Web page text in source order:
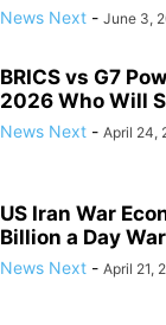
News Next - June 3,
BRICS vs G7
2026 Who Will
News Next - April 24,
US Iran War
Billion a Day
News Next - April 21,